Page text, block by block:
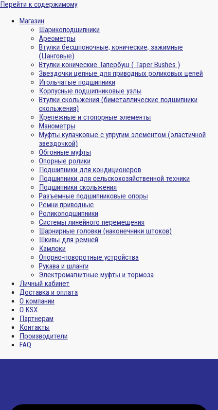
Перейти к содержимому
Магазин
Шарикоподшипники
Ареометры
Втулки бесшпоночные, конические, зажимные
(Цанговые)
Втулки конические Тапербуш ( Taper Bushes )
Звездочки цепные для приводных роликовых цепей
Игольчатые подшипники
Корпусные подшипниковые узлы
Втулки скольжения (биметаллические подшипники
скольжения)
Крепежные и стопорные элементы
Манометры
Муфты кулачковые с упругим элементом (эластичной
звездочкой)
Обгонные муфты
Опорные ролики
Подшипники для кондиционеров
Подшипники для сельскохозяйственной техники
Подшипники скольжения
Разъемные подшипниковые опоры
Ремни приводные
Роликоподшипники
Системы линейного перемещения
Шарнирные головки (наконечники штоков)
Шкивы для ремней
Камлоки
Опорно-поворотные устройства
Рукава и шланги
Электромагнитные муфты и тормоза
Личный кабинет
Доставка и оплата
О компании
О KSX
Партнерам
Контакты
Производители
FAQ